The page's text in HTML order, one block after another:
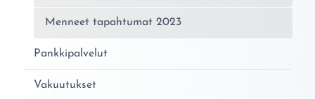
Menneet tapahtumat 2023
Pankkipalvelut
Vakuutukset